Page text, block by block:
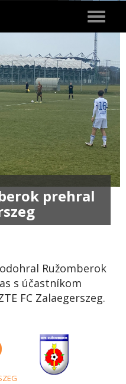
Toggle
prehral
Ružomberok
s účastníkom
FC Zalaegerszeg.